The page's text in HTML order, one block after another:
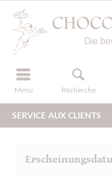
Menu Recherche
s'inscrire
SERVICE AUX CLIENTS